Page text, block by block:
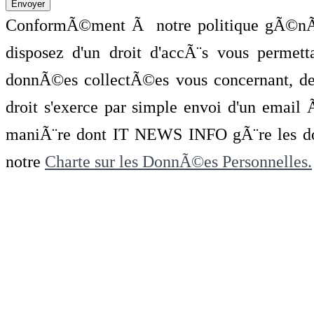
ConformÃ©ment Ã notre politique
disposez d'un droit d'accÃ¨s vous
donnÃ©es collectÃ©es vous concernant,
droit s'exerce par simple envoi d'un
maniÃ¨re dont IT NEWS INFO gÃ¨re les
notre Charte sur les DonnÃ©es Personnelles.